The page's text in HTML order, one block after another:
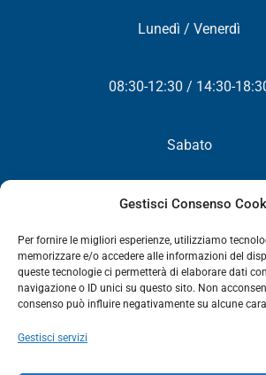
Gestisci Consenso
Per fornire le migliori esperienze, utilizziamo
memorizzare e/o accedere alle informazioni del
queste tecnologie ci permetterà di elaborare dati
navigazione o ID unici su questo sito. Non
consenso può influire negativamente su alcune
Gestisci servizi
Lunedì / Venerdì
08:30-12:30 / 14:30-
Sabato
Chiuso
NEWSLETTER